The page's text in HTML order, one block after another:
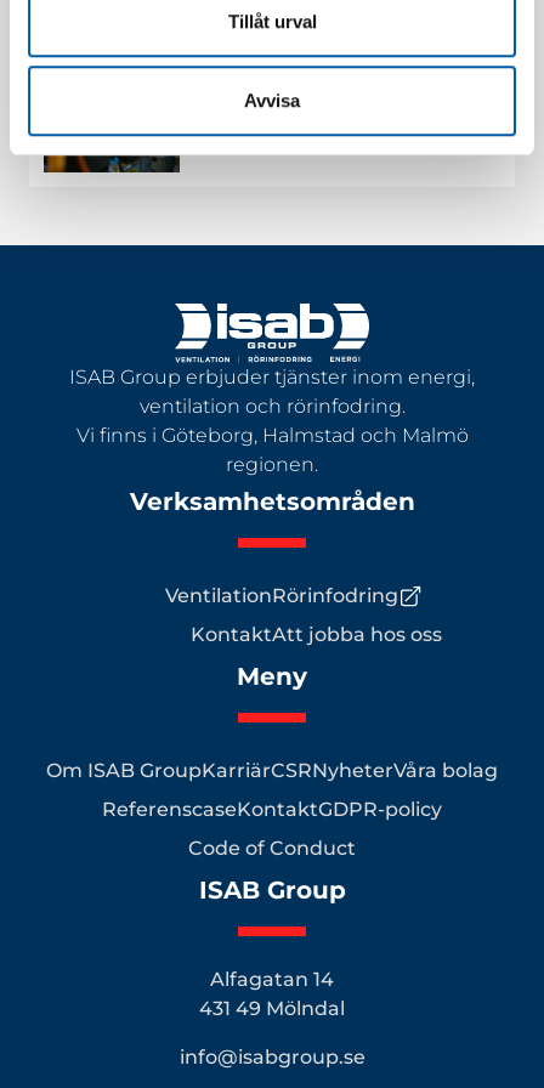
Tillåt urval
Avvisa
Luftfördelarna fortsatt
arbetsmiljö
Läs mer
Feb 9, 2025
svenska verksamheterna
ISAB Group erbjuder tjänster inom energi,
ventilation och rörinfodring.
Vi finns i Göteborg, Halmstad och Malmö
regionen.
Verksamhetsområden
VentilationRörinfodring
KontaktAtt jobba hos oss
Meny
Om ISAB GroupKarriärCSRNyheterVåra bolag
ReferenscaseKontaktGDPR-policy
Code of Conduct
ISAB Group
Alfagatan 14
431 49 Mölndal
info@isabgroup.se